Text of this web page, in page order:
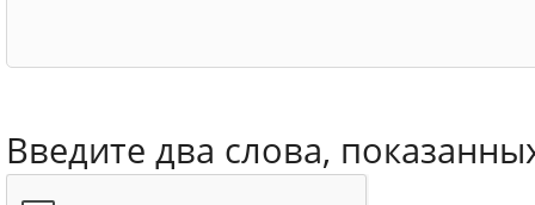
Введите два слова,